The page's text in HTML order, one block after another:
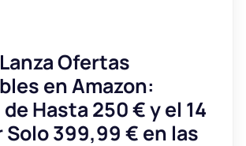
Ofertas
en Amazon:
Hasta 250 € y el 14
Solo 399,99 € en las